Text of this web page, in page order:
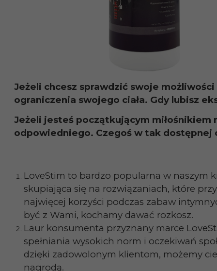
Jeżeli chcesz sprawdzić swoje
ograniczenia swojego ciała. Gdy lubisz
Jeżeli jesteś początkującym
odpowiedniego. Czegoś w tak dostępnej
LoveStim to bardzo popularna w naszym
skupiająca się na rozwiązaniach, które
najwięcej korzyści podczas zabaw
być z Wami, kochamy dawać rozkosz.
Laur konsumenta przyznany marce
spełniania wysokich norm i oczekiwań
dzięki zadowolonym klientom, możemy
nagrodą.